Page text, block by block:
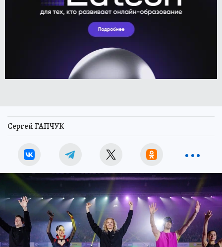
Сергей ГАПЧУК